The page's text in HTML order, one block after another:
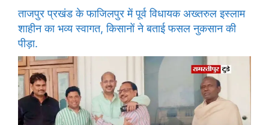
ताजपुर प्रखंड के फाजिलपुर में पूर्व विधायक अख्तरुल इस्लाम
शाहीन का भव्य स्वागत, किसानों ने बताई फसल नुकसान की
पीड़ा.